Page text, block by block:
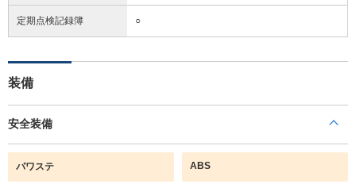
定期点検記録簿 ○
装備
安全装備
パワステ ABS